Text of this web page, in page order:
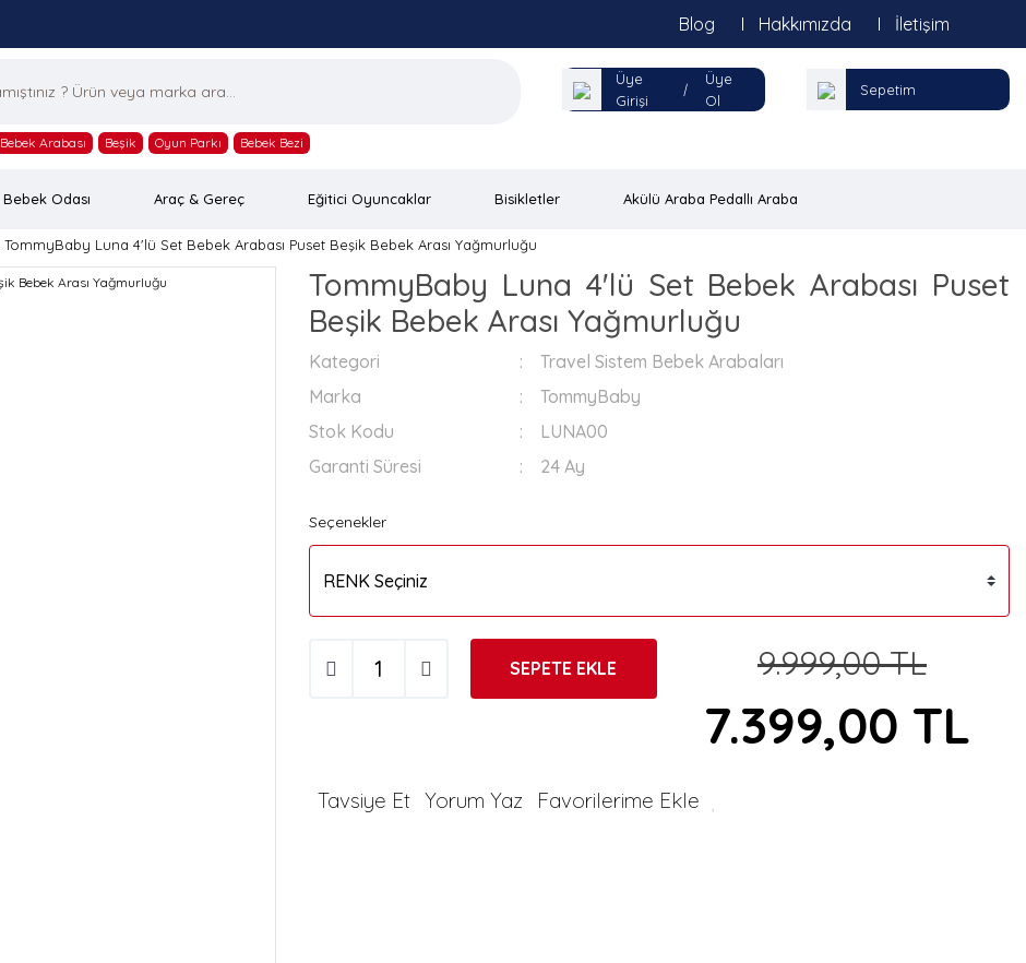
Blog Hakkımızda İletişim
Bebek Arabası Beşik Oyun Parkı Bebek Bezi
Üye
Girişi
|
Üye
Ol
Sepetim
Bebek Odası Araç & Gereç Eğitici Oyuncaklar Bisikletler Akülü Araba Pedallı Araba
TommyBaby Luna 4'lü Set Bebek Arabası Puset Beşik Bebek Arası Yağmurluğu
TommyBaby Luna 4'lü Set Bebek Arabası Puset
Beşik Bebek Arası Yağmurluğu
Kategori
Travel Sistem Bebek Arabaları
Marka
TommyBaby
Stok Kodu
LUNA00
Garanti Süresi
24 Ay
Seçenekler
SEPETE EKLE 9.999,00 TL
7.399,00 TL
Tavsiye Et Yorum Yaz